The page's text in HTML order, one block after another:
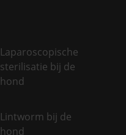
Laparoscopische
sterilisatie bij de
hond
Lintworm bij de
hond